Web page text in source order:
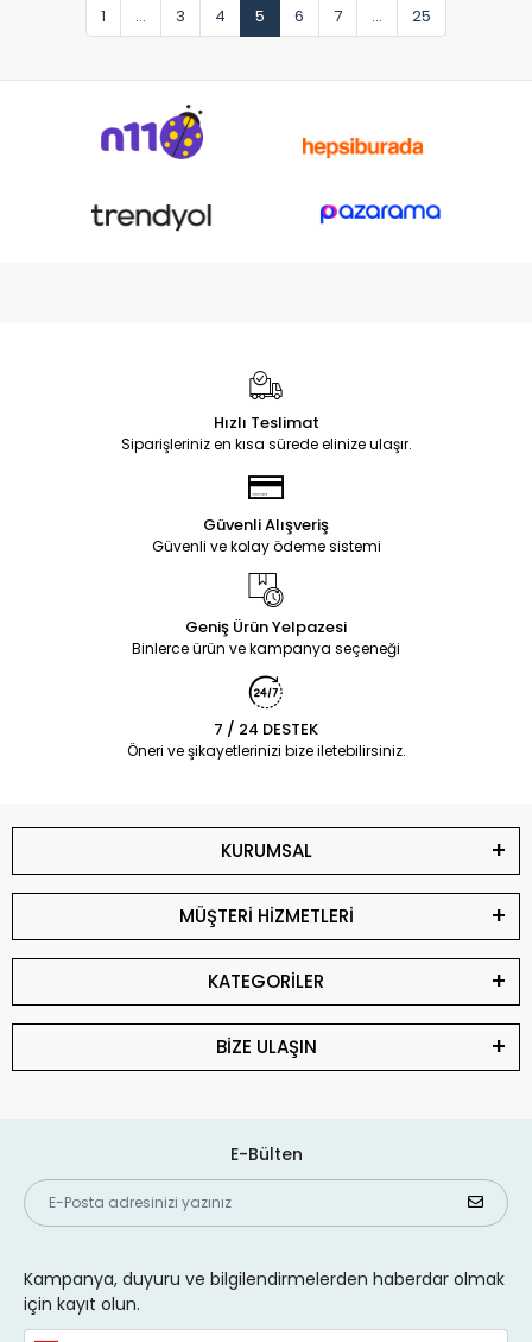
1 ... 3 4 5 6 7 ... 25
Hızlı Teslimat
Siparişleriniz en kısa sürede elinize ulaşır.
Güvenli Alışveriş
Güvenli ve kolay ödeme sistemi
Geniş Ürün Yelpazesi
Binlerce ürün ve kampanya seçeneği
7 / 24 DESTEK
Öneri ve şikayetlerinizi bize iletebilirsiniz.
KURUMSAL
MÜŞTERİ HİZMETLERİ
KATEGORİLER
BİZE ULAŞIN
E-Bülten
Kampanya, duyuru ve bilgilendirmelerden haberdar olmak
için kayıt olun.